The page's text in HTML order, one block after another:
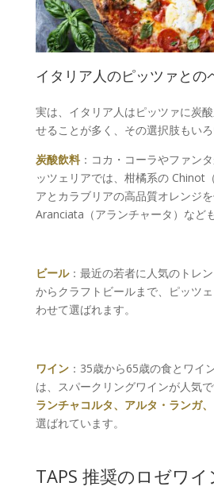
イタリア人のピッツァとの
実は、イタリア人はピッツァに炭
せることが多く、その選択肢もいろ
炭酸飲料：コカ・コーラやファン
ッツェリアでは、柑橘系の Chinot
アとカラブリアの高品質オレンジ
Aranciata（アランチャータ）など
ビール：最近の若者に人気のトレ
からクラフトビールまで、ピッツ
わせて選ばれます。
ワイン：35歳から65歳の食とワイ
は、スパークリングワインが人気で
ランチャコルタ、アルタ・ランガ
選ばれています。
TAPS 推奨のロゼワ